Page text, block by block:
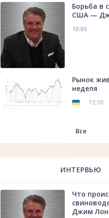
Борьба в
США —
10:00
Рынок
неделя
12:30
Все
ИНТЕРВЬЮ
Что
Джим